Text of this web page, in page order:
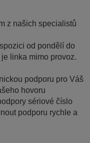
z našich specialistů
od pondělí do
linka mimo provoz.
podporu pro Váš
hovoru
sériové číslo
podporu rychle a